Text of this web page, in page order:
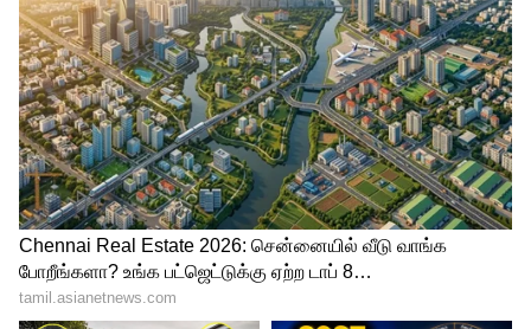
எதிர்பார்க்கப்படுகிறது. இதனால்,
அடுத்துவரும் மாதங்களிலும் கடனுக்கான
வட்டி உயரக்கூடும்.